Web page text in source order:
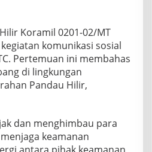
Koramil 0201-02/MT
komunikasi sosial
Pertemuan ini membahas
di lingkungan
Pandau Hilir,
dan menghimbau para
keamanan